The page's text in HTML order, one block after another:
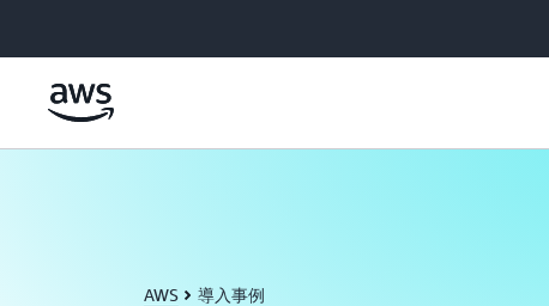
AWS 導入事例